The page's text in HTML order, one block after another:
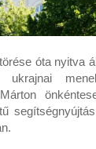
óta nyitva
ukrajnai